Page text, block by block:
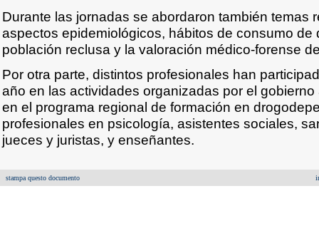
Durante las jornadas se abordaron también temas
aspectos epidemiológicos, hábitos de consumo de
población reclusa y la valoración médico-forense
Por otra parte, distintos profesionales han
año en las actividades organizadas por el
en el programa regional de formación en
profesionales en psicología, asistentes sociales,
jueces y juristas, y enseñantes.
stampa questo documento